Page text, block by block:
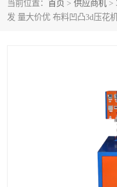
当前位置： 首页 > 供应商机 >
发 量大价优 布料凹凸3d压花
3040凹凸压花机